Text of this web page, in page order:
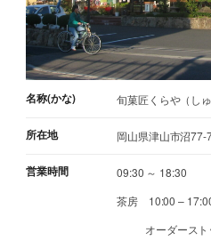
名称(かな) 旬菓匠くらや（し
所在地 岡山県津山市沼77-
営業時間
09:30 ～ 18:30
茶房 10:00 –
オーダースト